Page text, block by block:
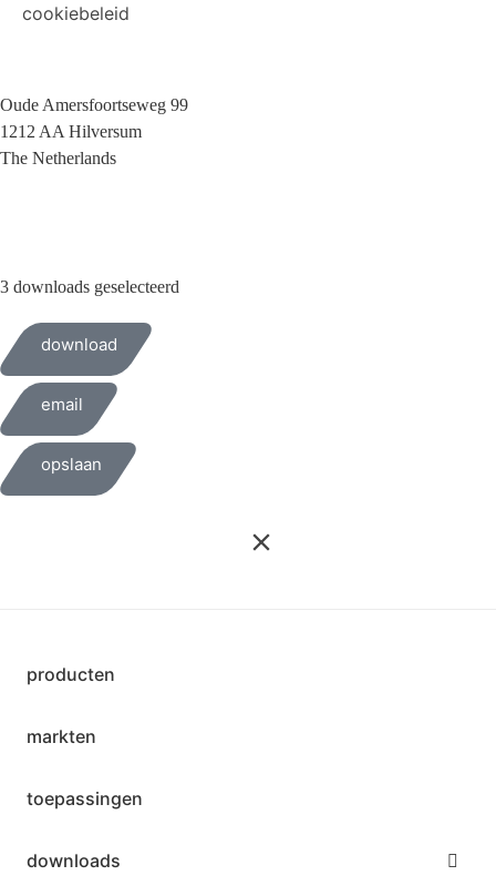
cookiebeleid
Oude Amersfoortseweg 99
1212 AA Hilversum
The Netherlands
3 downloads geselecteerd
download
email
opslaan
producten
markten
toepassingen
downloads